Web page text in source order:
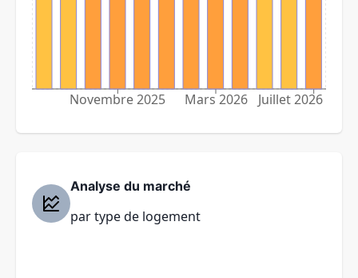
Novembre 2025 Mars 2026 Juillet 2026
Analyse du marché
par type de logement